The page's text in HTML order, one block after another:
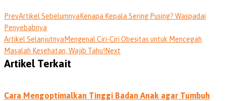
PrevArtikel Sebelumnya Kenapa Kepala Sering Pusing? Waspadai
Penyebabnya
Artikel Selanjutnya Mengenal Ciri-Ciri Obesitas untuk Mencegah
Masalah Kesehatan, Wajib Tahu! Next
Artikel Terkait
Cara Mengoptimalkan Tinggi Badan Anak agar Tumbuh